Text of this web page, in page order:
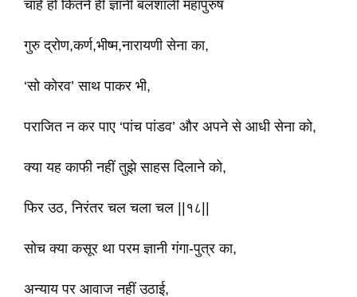
चाहे हो कितने ही ज्ञानी बलशाली महापुरुष
गुरु द्रोण,कर्ण,भीष्म,नारायणी सेना का,
‘सो कोरव’ साथ पाकर भी,
पराजित न कर पाए ‘पांच पांडव’ और अपने से आधी सेना को,
क्या यह काफी नहीं तुझे साहस दिलाने को,
फिर उठ, निरंतर चल चला चल ||१८||
सोच क्या कसूर था परम ज्ञानी गंगा-पुत्र का,
अन्याय पर आवाज नहीं उठाई,